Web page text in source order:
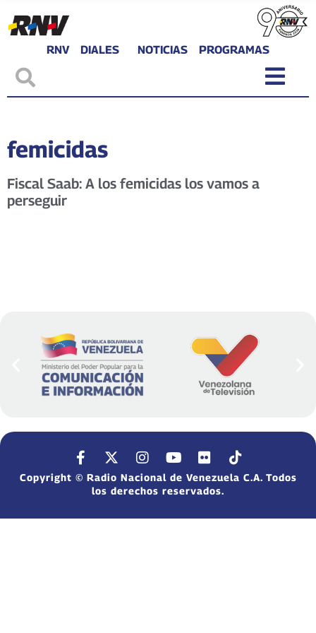
RNV DIALES NOTICIAS PROGRAMAS
femicidas
Fiscal Saab: A los femicidas los vamos a
perseguir
Copyright © Radio Nacional de Venezuela C.A. Todos
los derechos reservados.